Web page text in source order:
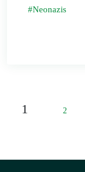
Neonazis
1 2